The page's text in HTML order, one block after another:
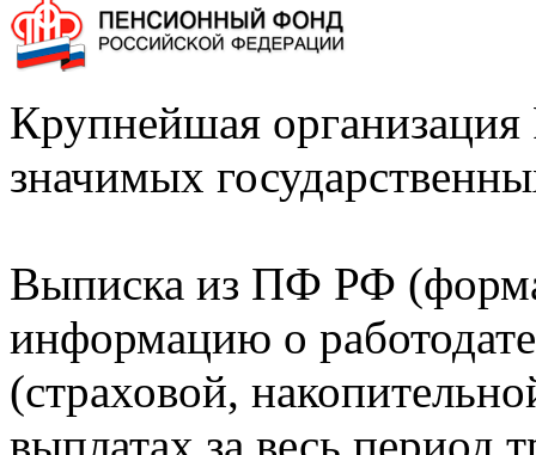
Крупнейшая
значимых
Выписка из ПФ РФ
информацию о
(страховой,
выплатах за весь период